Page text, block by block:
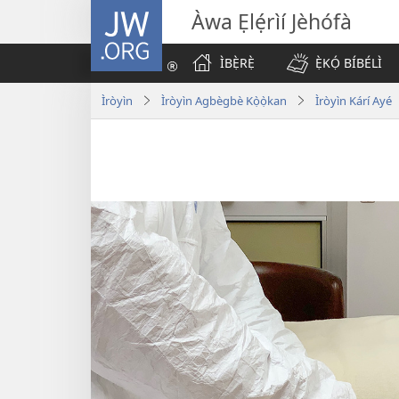
JW.ORG Àwa Ẹlẹ́rìí Jèhófà
ÌBẸ̀RẸ̀
Ẹ̀KỌ́ BÍBÉLÌ
Ìròyìn Ìròyìn Agbègbè Kọ̀ọ̀kan Ìròyìn Kárí Ayé